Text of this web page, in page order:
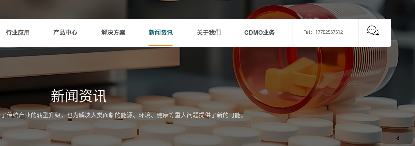
行业应用 产品中心 解决方案 新闻资讯 关于我们 CDMO业务 Tel：17782557512
新闻资讯
传统产业的转型升级，也为解决人类面临的能源、环境、健康等重大问题提供了新的可能。